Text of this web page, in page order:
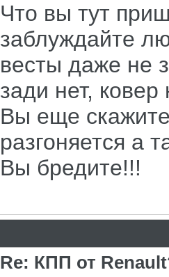
Что вы тут
заблуждайте
весты даже не
зади нет,
Вы еще
разгоняется а
Вы бредите!!!
Re: КПП от